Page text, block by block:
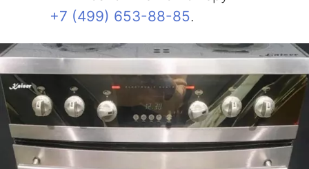
+7 (499) 653-88-85.